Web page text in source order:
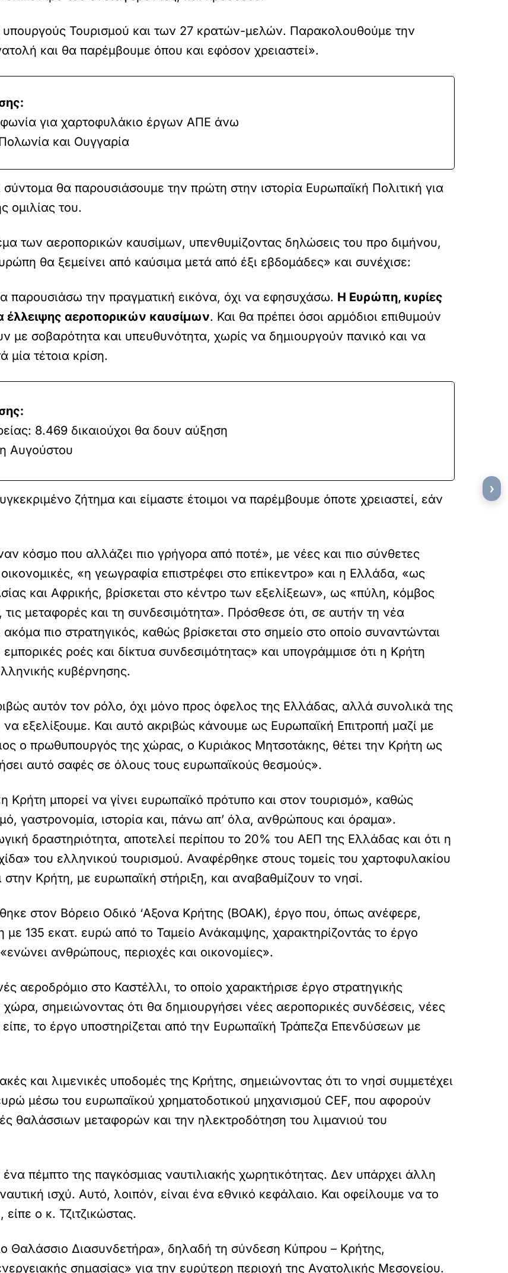
υπουργούς Τουρισμού και των 27 κρατών-μελών. Παρακολουθούμε την
και θα παρέμβουμε όπου και εφόσον χρειαστεί».
για χαρτοφυλάκιο έργων ΑΠΕ άνω
και Ουγγαρία
σύντομα θα παρουσιάσουμε την πρώτη στην ιστορία Ευρωπαϊκή Πολιτική για
ομιλίας του.
των αεροπορικών καυσίμων, υπενθυμίζοντας δηλώσεις του προ διμήνου,
θα ξεμείνει από καύσιμα μετά από έξι εβδομάδες» και συνέχισε:
παρουσιάσω την πραγματική εικόνα, όχι να εφησυχάσω. Η Ευρώπη, κυρίες
έλλειψης αεροπορικών καυσίμων. Και θα πρέπει όσοι αρμόδιοι επιθυμούν
με σοβαρότητα και υπευθυνότητα, χωρίς να δημιουργούν πανικό και να
τέτοια κρίση.
8.469 δικαιούχοι θα δουν αύξηση
Αυγούστου
ζήτημα και είμαστε έτοιμοι να παρέμβουμε όποτε χρειαστεί, εάν
κόσμο που αλλάζει πιο γρήγορα από ποτέ», με νέες και πιο σύνθετες
«η γεωγραφία επιστρέφει στο επίκεντρο» και η Ελλάδα, «ως
και Αφρικής, βρίσκεται στο κέντρο των εξελίξεων», ως «πύλη, κόμβος
μεταφορές και τη συνδεσιμότητα». Πρόσθεσε ότι, σε αυτήν τη νέα
πιο στρατηγικός, καθώς βρίσκεται στο σημείο στο οποίο συναντώνται
ροές και δίκτυα συνδεσιμότητας» και υπογράμμισε ότι η Κρήτη
κυβέρνησης.
αυτόν τον ρόλο, όχι μόνο προς όφελος της Ελλάδας, αλλά συνολικά της
εξελίξουμε. Και αυτό ακριβώς κάνουμε ως Ευρωπαϊκή Επιτροπή μαζί με
ο πρωθυπουργός της χώρας, ο Κυριάκος Μητσοτάκης, θέτει την Κρήτη ως
αυτό σαφές σε όλους τους ευρωπαϊκούς θεσμούς».
Κρήτη μπορεί να γίνει ευρωπαϊκό πρότυπο και στον τουρισμό», καθώς
γαστρονομία, ιστορία και, πάνω απ’ όλα, ανθρώπους και όραμα».
δραστηριότητα, αποτελεί περίπου το 20% του ΑΕΠ της Ελλάδας και ότι η
του ελληνικού τουρισμού. Αναφέρθηκε στους τομείς του χαρτοφυλακίου
Κρήτη, με ευρωπαϊκή στήριξη, και αναβαθμίζουν το νησί.
στον Βόρειο Οδικό ‘Αξονα Κρήτης (ΒΟΑΚ), έργο που, όπως ανέφερε,
με 135 εκατ. ευρώ από το Ταμείο Ανάκαμψης, χαρακτηρίζοντάς το έργο
ανθρώπους, περιοχές και οικονομίες».
αεροδρόμιο στο Καστέλλι, το οποίο χαρακτήρισε έργο στρατηγικής
σημειώνοντας ότι θα δημιουργήσει νέες αεροπορικές συνδέσεις, νέες
το έργο υποστηρίζεται από την Ευρωπαϊκή Τράπεζα Επενδύσεων με
και λιμενικές υποδομές της Κρήτης, σημειώνοντας ότι το νησί συμμετέχει
μέσω του ευρωπαϊκού χρηματοδοτικού μηχανισμού CEF, που αφορούν
θαλάσσιων μεταφορών και την ηλεκτροδότηση του λιμανιού του
πέμπτο της παγκόσμιας ναυτιλιακής χωρητικότητας. Δεν υπάρχει άλλη
ισχύ. Αυτό, λοιπόν, είναι ένα εθνικό κεφάλαιο. Και οφείλουμε να το
ο κ. Τζιτζικώστας.
Θαλάσσιο Διασυνδετήρα», δηλαδή τη σύνδεση Κύπρου – Κρήτης,
σημασίας» για την ευρύτερη περιοχή της Ανατολικής Μεσογείου.
›